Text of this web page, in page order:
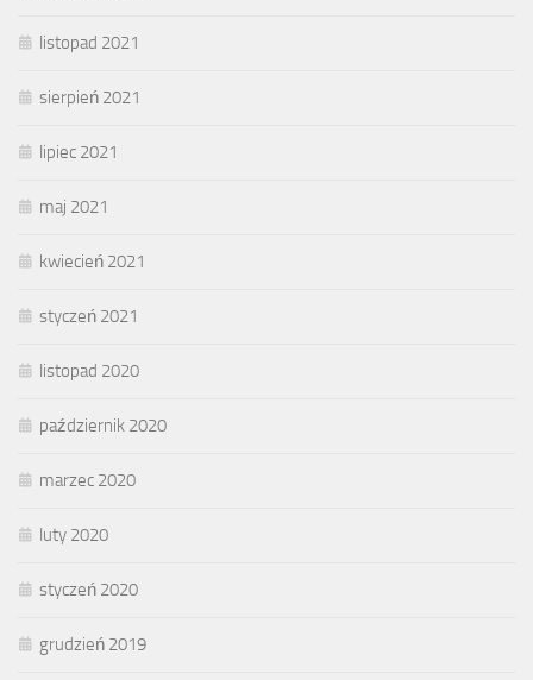
listopad 2021
sierpień 2021
lipiec 2021
maj 2021
kwiecień 2021
styczeń 2021
listopad 2020
październik 2020
marzec 2020
luty 2020
styczeń 2020
grudzień 2019